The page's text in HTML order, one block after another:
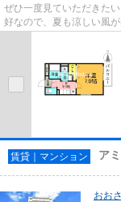
ぜひ一度見ていただきた
好なので、夏も涼しい風
電車利用が多い方にオス
賃貸｜マンション ア
おお